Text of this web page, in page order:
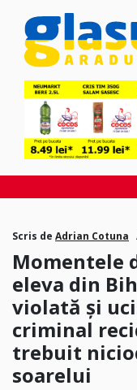
Scris de Adrian Cotuna
Momentele
eleva din
violată și
criminal
trebuit
soarelui